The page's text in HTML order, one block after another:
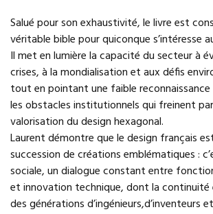
Salué pour son exhaustivité, le livre est
véritable bible pour quiconque s’intéresse
Il met en lumière la capacité du secteur à
crises, à la mondialisation et aux défis
tout en pointant une faible
les obstacles institutionnels qui freinent
valorisation du design hexagonal.
Laurent démontre que le design français
succession de créations emblématiques :
sociale, un dialogue constant entre
et innovation technique, dont la continuité
des générations d’ingénieurs,d’inventeurs